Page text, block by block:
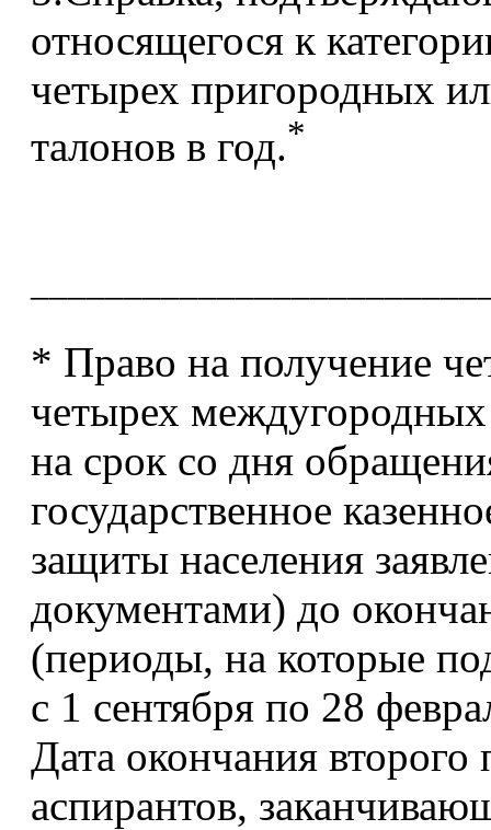
относящегося к
четырех пригородных
талонов в год.*
* Право на получение
четырех междугородных
на срок со дня
государственное
защиты населения
документами) до
(периоды, на которые
с 1 сентября по 28
Дата окончания второго
аспирантов,